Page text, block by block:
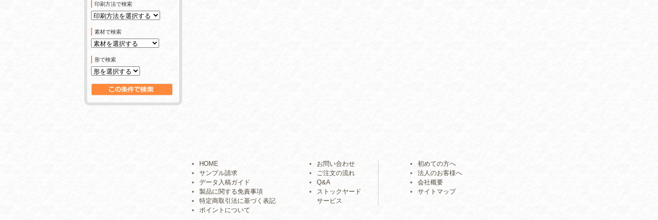
印刷方法で検索
素材で検索
形で検索
HOME
サンプル請求
データ入稿ガイド
製品に関する免責事項
特定商取引法に基づく表記
ポイントについて
お問い合わせ
ご注文の流れ
Q&A
ストックヤード
サービス
初めての方へ
法人のお客様へ
会社概要
サイトマップ